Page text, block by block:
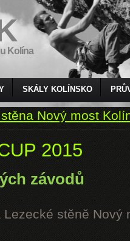
Kolína
SKÁLY KOLÍNSKO
Nový most
2015
závodů
stěně Nový